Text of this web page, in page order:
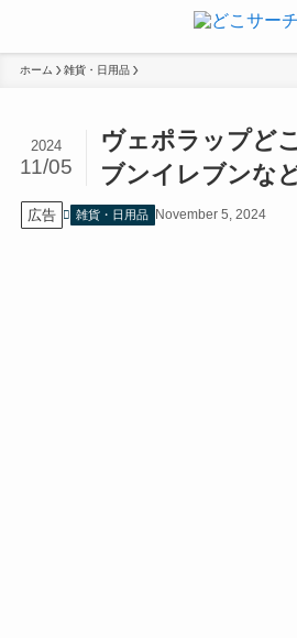
ホーム 雑貨・日用品
ヴェポラップど
ブンイレブンな
2024
11/05
広告 雑貨・日用品 November 5, 2024